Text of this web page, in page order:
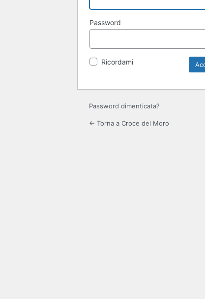
Password
Ricordami
Password dimenticata?
← Torna a Croce del Moro